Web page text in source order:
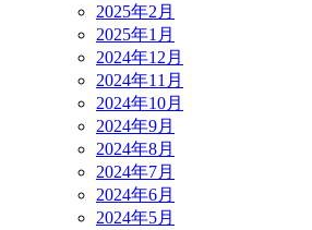
2025年2月
2025年1月
2024年12月
2024年11月
2024年10月
2024年9月
2024年8月
2024年7月
2024年6月
2024年5月